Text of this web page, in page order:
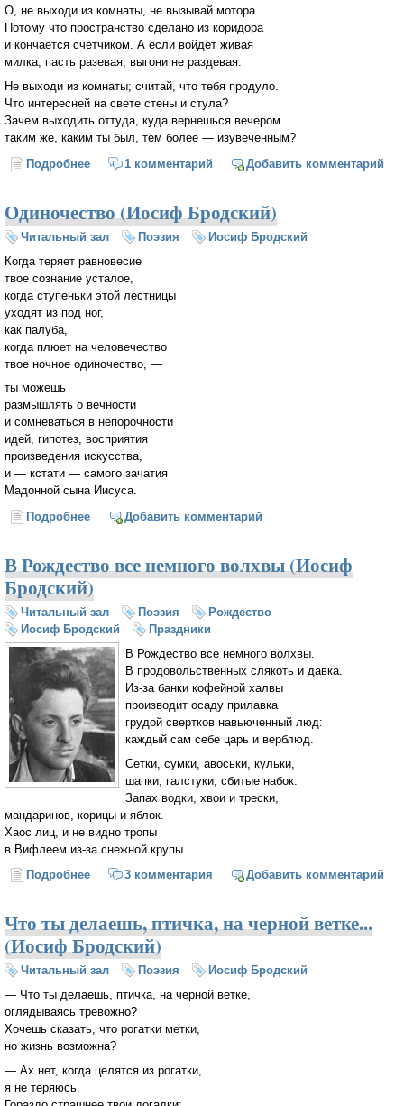
О, не выходи из комнаты, не вызывай мотора.
Потому что пространство сделано из коридора
и кончается счетчиком. А если войдет живая
милка, пасть разевая, выгони не раздевая.
Не выходи из комнаты; считай, что тебя продуло.
Что интересней на свете стены и стула?
Зачем выходить оттуда, куда вернешься вечером
таким же, каким ты был, тем более — изувеченным?
Подробнее о Не выходи из комнаты, не совершай ошибку
1 комментарий Добавить комментарий
Одиночество (Иосиф Бродский)
Читальный зал Поэзия
Иосиф Бродский
Когда теряет равновесие
твое сознание усталое,
когда ступеньки этой лестницы
уходят из под ног,
как палуба,
когда плюет на человечество
твое ночное одиночество, —
ты можешь
размышлять о вечности
и сомневаться в непорочности
идей, гипотез, восприятия
произведения искусства,
и — кстати — самого зачатия
Мадонной сына Иисуса.
Подробнее о Одиночество (Иосиф Бродский)
Добавить комментарий
В Рождество все немного волхвы (Иосиф
Бродский)
Читальный зал Поэзия
Рождество
Иосиф Бродский
Праздники
В Рождество все немного волхвы.
В продовольственных слякоть и давка.
Из-за банки кофейной халвы
производит осаду прилавка
грудой свертков навьюченный люд:
каждый сам себе царь и верблюд.
Сетки, сумки, авоськи, кульки,
шапки, галстуки, сбитые набок.
Запах водки, хвои и трески,
мандаринов, корицы и яблок.
Хаос лиц, и не видно тропы
в Вифлеем из-за снежной крупы.
Подробнее о В Рождество все немного волхвы (Иосиф
3 комментария Добавить комментарий
Что ты делаешь, птичка, на черной ветке...
(Иосиф Бродский)
Читальный зал Поэзия
Иосиф Бродский
— Что ты делаешь, птичка, на черной ветке,
оглядываясь тревожно?
Хочешь сказать, что рогатки метки,
но жизнь возможна?
— Ах нет, когда целятся из рогатки,
я не теряюсь.